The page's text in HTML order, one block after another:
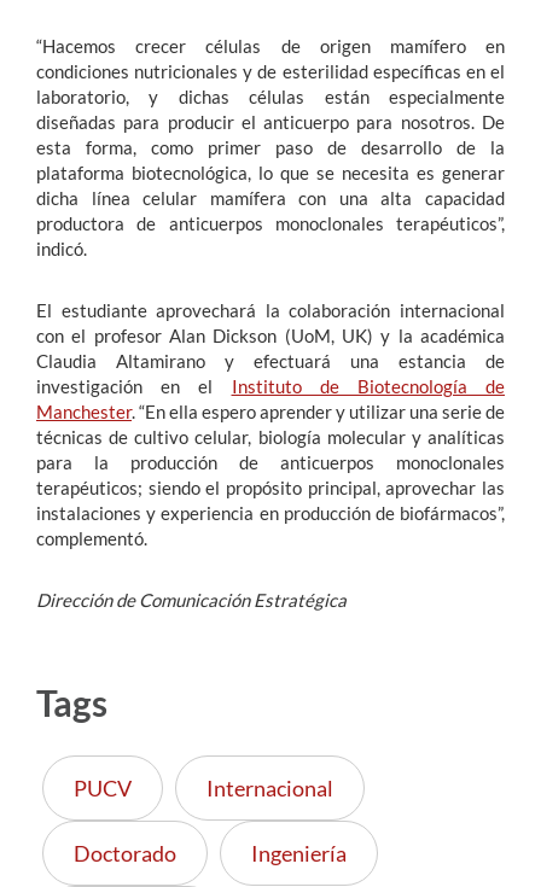
“Hacemos crecer células de origen mamífero en
condiciones nutricionales y de esterilidad específicas en el
laboratorio, y dichas células están especialmente
diseñadas para producir el anticuerpo para nosotros. De
esta forma, como primer paso de desarrollo de la
plataforma biotecnológica, lo que se necesita es generar
dicha línea celular mamífera con una alta capacidad
productora de anticuerpos monoclonales terapéuticos”,
indicó.
El estudiante aprovechará la colaboración internacional
con el profesor Alan Dickson (UoM, UK) y la académica
Claudia Altamirano y efectuará una estancia de
investigación en el Instituto de Biotecnología de
Manchester. “En ella espero aprender y utilizar una serie de
técnicas de cultivo celular, biología molecular y analíticas
para la producción de anticuerpos monoclonales
terapéuticos; siendo el propósito principal, aprovechar las
instalaciones y experiencia en producción de biofármacos”,
complementó.
Dirección de Comunicación Estratégica
Tags
PUCV Internacional
Doctorado Ingeniería